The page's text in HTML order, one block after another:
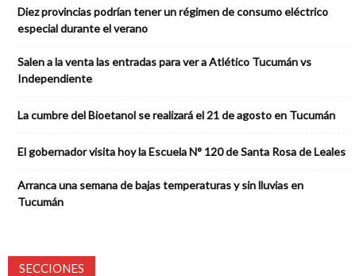
Diez provincias podrían tener un régimen de consumo eléctrico
especial durante el verano
Salen a la venta las entradas para ver a Atlético Tucumán vs
Independiente
La cumbre del Bioetanol se realizará el 21 de agosto en Tucumán
El gobernador visita hoy la Escuela N° 120 de Santa Rosa de Leales
Arranca una semana de bajas temperaturas y sin lluvias en
Tucumán
SECCIONES